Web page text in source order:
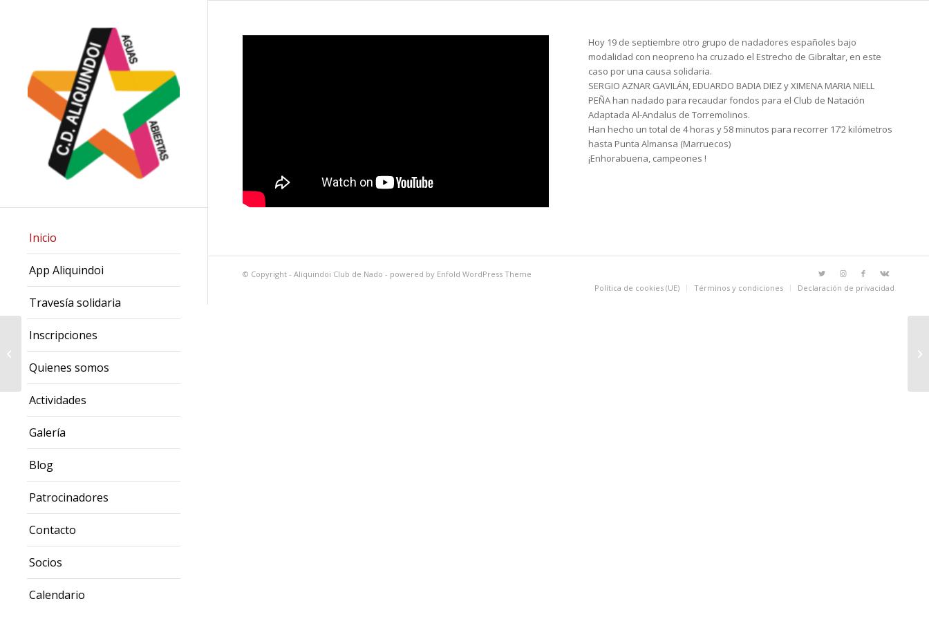
Inicio
App Aliquindoi
Travesía solidaria
Inscripciones
Quienes somos
Actividades
Galería
Blog
Patrocinadores
Contacto
Socios
Calendario
Hoy 19 de septiembre otro grupo de nadadores españoles bajo
modalidad con neopreno ha cruzado el Estrecho de Gibraltar, en este
caso por una causa solidaria.
SERGIO AZNAR GAVILÁN, EDUARDO BADIA DIEZ y XIMENA MARIA NIELL
PEÑA han nadado para recaudar fondos para el Club de Natación
Adaptada Al-Andalus de Torremolinos.
Han hecho un total de 4 horas y 58 minutos para recorrer 17’2 kilómetros
hasta Punta Almansa (Marruecos)
¡Enhorabuena, campeones !
© Copyright - Aliquindoi Club de Nado - powered by Enfold WordPress Theme
Política de cookies (UE)
Términos y condiciones Declaración de privacidad
Nado a la luz de la
luna llena